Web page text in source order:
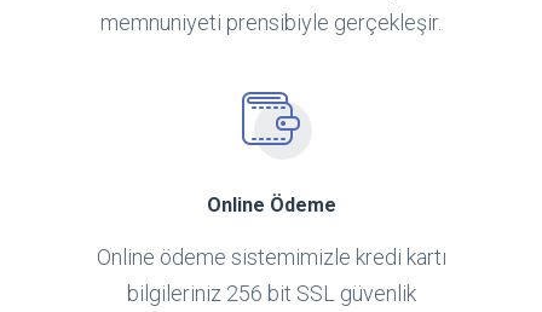
memnuniyeti prensibiyle gerçekleşir.
Online Ödeme
Online ödeme sistemimizle kredi kartı
bilgileriniz 256 bit SSL güvenlik